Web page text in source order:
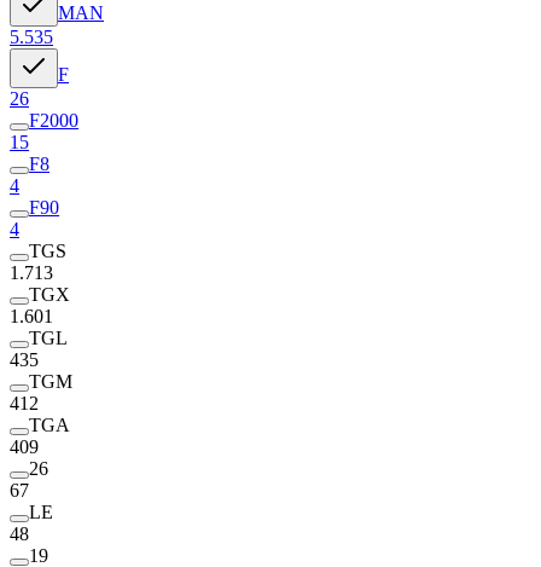
MAN
5.535
F
26
F2000
15
F8
4
F90
4
TGS
1.713
TGX
1.601
TGL
435
TGM
412
TGA
409
26
67
LE
48
19